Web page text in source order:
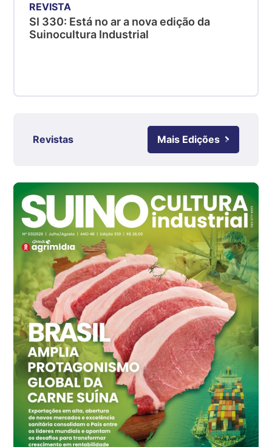
Suíno - Estadual
SC
RS
Ovo Branco - Regional
Ovo Branco - Regional
Branco
R$ 145,34
cx
Ovo Vermelho - Regional
Grande São Paulo (SP)
R$ 155,59
cx
Ovo Vermelho - Regional
Vermelho
R$ 159,31
cx
Ovo Branco - Regional
Bastos (SP)
R$ 134,42
cx
REVISTA
SI 330: Está no ar a nova edição da
Suinocultura Industrial
Revistas Mais Edições